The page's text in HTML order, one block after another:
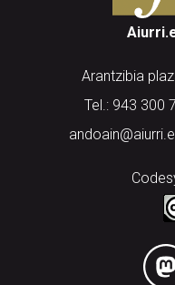
Arantzibia
Tel.: 943 300